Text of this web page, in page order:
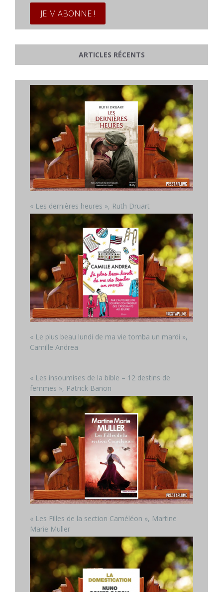
ARTICLES RÉCENTS
« Les dernières heures », Ruth Druart
« Le plus beau lundi de ma vie tomba un mardi »,
Camille Andrea
« Les insoumises de la bible – 12 destins de
femmes », Patrick Banon
« Les Filles de la section Caméléon », Martine
Marie Muller